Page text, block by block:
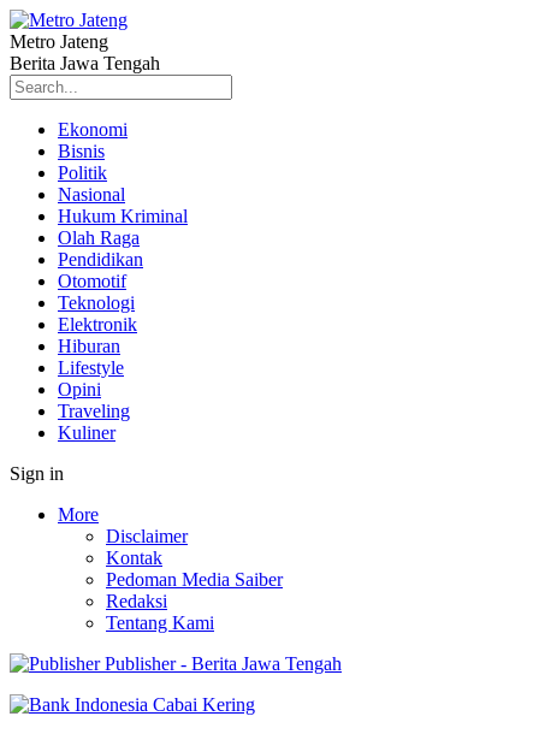
Metro Jateng
Berita Jawa Tengah
Ekonomi
Bisnis
Politik
Nasional
Hukum Kriminal
Olah Raga
Pendidikan
Otomotif
Teknologi
Elektronik
Hiburan
Lifestyle
Opini
Traveling
Kuliner
Sign in
More
Disclaimer
Kontak
Pedoman Media Saiber
Redaksi
Tentang Kami
Publisher - Berita Jawa Tengah